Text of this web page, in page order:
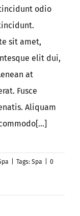
odio
sit amet,
elit dui,
at
Fusce
Aliquam
Tags: Spa
0